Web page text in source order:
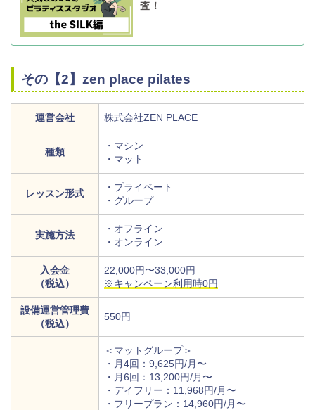
査！
その【2】zen place pilates
運営会社 株式会社ZEN PLACE
種類
・マシン
・マット
レッスン形式
・プライベート
・グループ
実施方法
・オフライン
・オンライン
入会金
（税込）
22,000円〜33,000円
※キャンペーン利用時0円
設備運営管理費
（税込）
550円
＜マットグループ＞
・月4回：9,625円/月〜
・月6回：13,200円/月〜
・デイフリー：11,968円/月〜
・フリープラン：14,960円/月〜